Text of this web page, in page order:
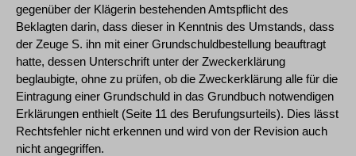
gegenüber der Klägerin bestehenden Amtspflicht des
Beklagten darin, dass dieser in Kenntnis des Umstands, dass
der Zeuge S. ihn mit einer Grundschuldbestellung beauftragt
hatte, dessen Unterschrift unter der Zweckerklärung
beglaubigte, ohne zu prüfen, ob die Zweckerklärung alle für die
Eintragung einer Grundschuld in das Grundbuch notwendigen
Erklärungen enthielt (Seite 11 des Berufungsurteils). Dies lässt
Rechtsfehler nicht erkennen und wird von der Revision auch
nicht angegriffen.